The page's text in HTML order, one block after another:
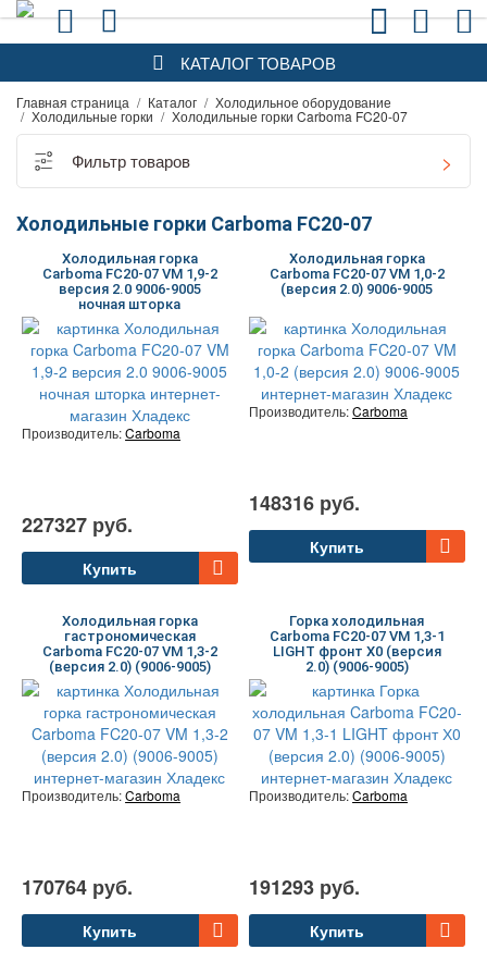
КАТАЛОГ ТОВАРОВ
Главная страница / Каталог / Холодильное оборудование
/ Холодильные горки / Холодильные горки Carboma FC20-07
Фильтр товаров
Холодильные горки Carboma FC20-07
Холодильная горка
Carboma FC20-07 VM 1,9-2
версия 2.0 9006-9005
ночная шторка
Производитель:Carboma
227327 руб.
Купить
Холодильная горка
Carboma FC20-07 VM 1,0-2
(версия 2.0) 9006-9005
Производитель:Carboma
148316 руб.
Купить
Холодильная горка
гастрономическая
Carboma FC20-07 VM 1,3-2
(версия 2.0) (9006-9005)
Производитель:Carboma
170764 руб.
Купить
Горка холодильная
Carboma FC20-07 VM 1,3-1
LIGHT фронт Х0 (версия
2.0) (9006-9005)
Производитель:Carboma
191293 руб.
Купить